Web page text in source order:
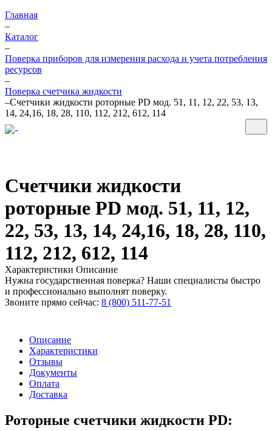
Главная
–
Каталог
–
Поверка приборов для измерения расхода и учета потребления
ресурсов
–
Поверка счетчика жидкости
–Счетчики жидкости роторные PD мод. 51, 11, 12, 22, 53, 13,
14, 24,16, 18, 28, 110, 112, 212, 612, 114
Счетчики жидкости
роторные PD мод. 51, 11, 12,
22, 53, 13, 14, 24,16, 18, 28, 110,
112, 212, 612, 114
Характеристики Описание
Нужна государственная поверка? Наши специалисты быстро
и профессионально выполнят поверку.
Звоните прямо сейчас: 8 (800) 511-77-51
Описание
Характеристики
Отзывы
Документы
Оплата
Доставка
Роторные счетчики жидкости PD: